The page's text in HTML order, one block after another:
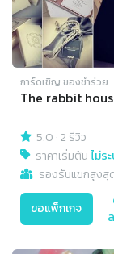
การ์ดเชิญ​ ของชำร่วย
The rabbit
5.0 ·2 รีวิว
ราคาเริ่มต้นไม่ร
รองรับแขกสูงสุ
ขอแพ็กเกจ